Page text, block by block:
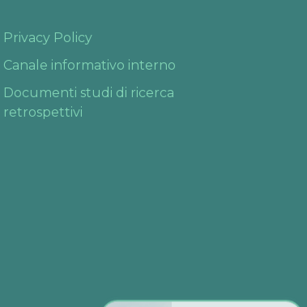
Privacy Policy
Canale informativo interno
Documenti studi di ricerca
retrospettivi